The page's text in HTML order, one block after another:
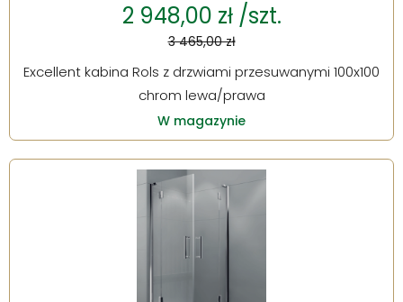
2 948,00 zł /szt.
3 465,00 zł
Excellent kabina Rols z drzwiami przesuwanymi 100x100
chrom lewa/prawa
W magazynie